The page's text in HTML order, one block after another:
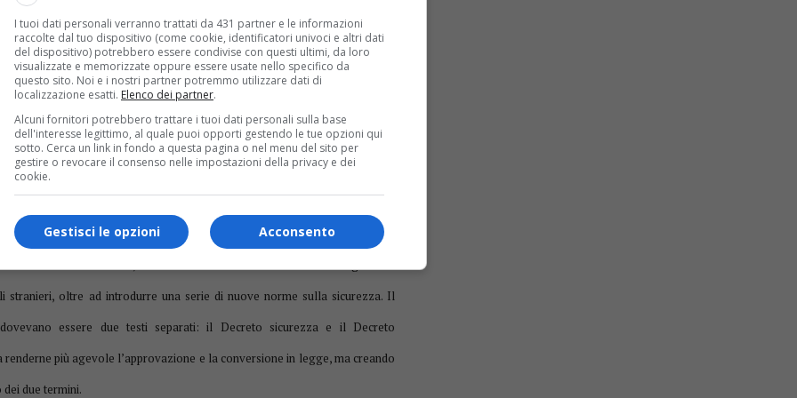
percentuale uguale al resto d’Europa. Di questi cinque milioni il
intendiamo il legame tra persone che condividono legami di solidarietà su
dell’emergenza e questa esperienza del nuovo sportello FReND
l’immigrazione e a cambiare il nostro modo di percepirla. Invece
perché accomuna immigrazione e sicurezza, quasi fossero un’endiadi.
nella condizione di chiedere quello di cui si ha bisogno”.
2018 è stato convertito nella Legge 132/2018. Il provvedimento,
secondo i critici, aumenta molto il numero di stranieri irregolari in
oltre ad introdurre una serie di nuove norme sulla sicurezza. Il
essere due testi separati: il Decreto sicurezza e il Decreto
più agevole l’approvazione e la conversione in legge, ma creando
due termini.
I tuoi dati personali verranno trattati da 431 partner e le informazioni
raccolte dal tuo dispositivo (come cookie, identificatori univoci e altri dati
del dispositivo) potrebbero essere condivise con questi ultimi, da loro
visualizzate e memorizzate oppure essere usate nello specifico da
questo sito. Noi e i nostri partner potremmo utilizzare dati di
localizzazione esatti. Elenco dei partner.
Alcuni fornitori potrebbero trattare i tuoi dati personali sulla base
dell'interesse legittimo, al quale puoi opporti gestendo le tue opzioni qui
sotto. Cerca un link in fondo a questa pagina o nel menu del sito per
gestire o revocare il consenso nelle impostazioni della privacy e dei
cookie.
Acconsento
Gestisci le opzioni